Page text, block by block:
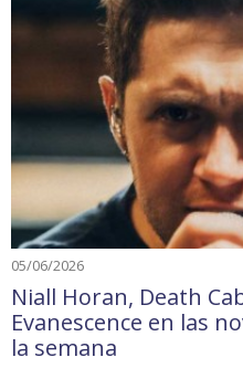
05/06/2026
Niall Horan, Death
Evanescence en las
la semana